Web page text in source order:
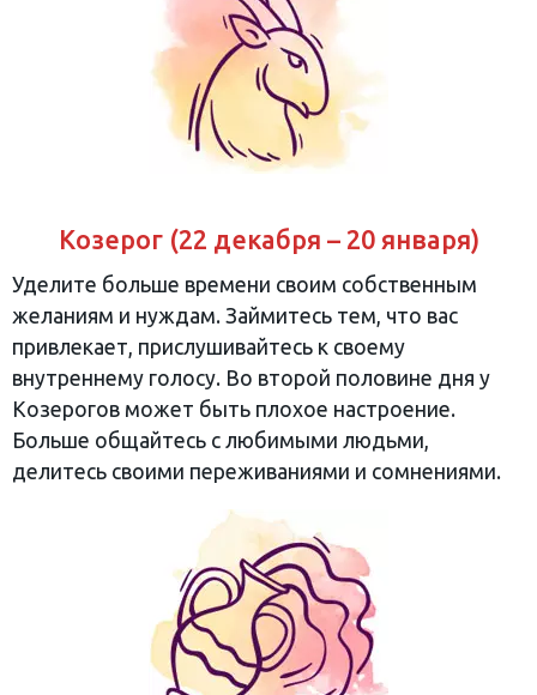
Козерог (22 декабря – 20 января)
Уделите больше времени своим собственным
желаниям и нуждам. Займитесь тем, что вас
привлекает, прислушивайтесь к своему
внутреннему голосу. Во второй половине дня у
Козерогов может быть плохое настроение.
Больше общайтесь с любимыми людьми,
делитесь своими переживаниями и сомнениями.